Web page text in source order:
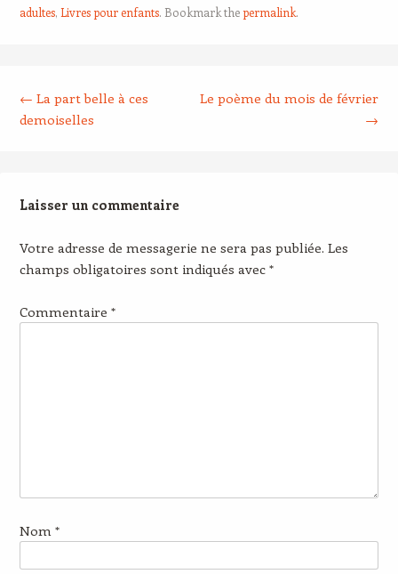
adultes, Livres pour enfants. Bookmark thepermalink.
← La part belle à ces
demoiselles
Le poème du mois de février
→
Laisser un commentaire
Votre adresse de messagerie ne sera pas publiée. Les
champs obligatoires sont indiqués avec *
Commentaire *
Nom *